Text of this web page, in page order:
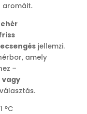
aromáit.
jellemzi.
amely
–
vagy
°C